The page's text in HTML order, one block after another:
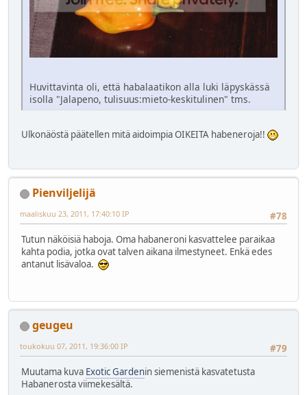
Huvittavinta oli, että habalaatikon alla luki läpyskässä
isolla "Jalapeno, tulisuus:mieto-keskitulinen" tms.
Ulkonäöstä päätellen mitä aidoimpia OIKEITA habeneroja!!
Pienviljelijä
#78
maaliskuu 23, 2011, 17:40:10 IP
Tutun näköisiä haboja. Oma habaneroni kasvattelee paraikaa
kahta podia, jotka ovat talven aikana ilmestyneet. Enkä edes
antanut lisävaloa.
geugeu
#79
toukokuu 07, 2011, 19:36:00 IP
Muutama kuva Exotic Gardenin siemenistä kasvatetusta
Habanerosta viimekesältä.